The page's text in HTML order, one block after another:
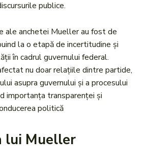
publice.
ale anchetei Mueller au fost de
la o etapă de incertitudine și
în cadrul guvernului federal.
nu doar relațiile dintre partide,
asupra guvernului și a procesului
importanța transparenței și
politică
lui Mueller